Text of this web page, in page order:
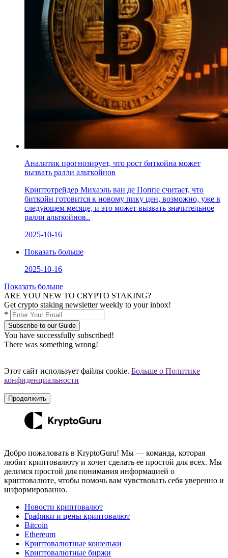
Аналитик прогнозирует, что рост биткойна может
вызвать ралли альткойнов
Криптотрейдер Михаэль ван де Поппе считает, что
биткойн готовится к новому пику цен, возможно, уже в
следующем месяце, и это может вызвать значительное
ралли альткойнов..
2025-10-16
Показать больше
2025-10-16
Показать больше
ARE YOU NEW TO CRYPTO STAKING?
Get crypto staking newsletter weekly to your inbox!
*
Subscribe to our Guide
You have successfully subscribed!
There was something wrong!
Этот сайт использует файлы cookie. Больше о Политике
конфиденциальности
Продолжить
Добро пожаловать в KryptoGuru! Мы — команда, которая
любит криптовалюту и хочет сделать ее простой для всех. Мы
делимся простой для понимания информацией о
криптовалюте, чтобы помочь вам чувствовать себя уверенно и
информированно.
Новости криптовалют
Графики и цены криптовалют
Bitcoin
Ethereum
Криптовалютные кошельки
Криптовалютные биржи